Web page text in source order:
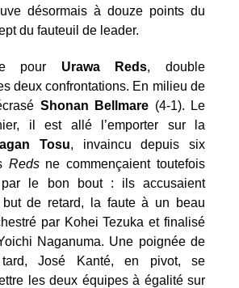
désormais à douze points du
du fauteuil de leader.
pour Urawa Reds, double
deux confrontations. En milieu de
Shonan Bellmare (4-1). Le
il est allé l’emporter sur la
Tosu, invaincu depuis six
Redsne commençaient toutefois
le bon bout : ils accusaient
but de retard, la faute à un beau
par Kohei Tezuka et finalisé
Naganuma. Une poignée de
José Kanté, en pivot, se
les deux équipes à égalité sur